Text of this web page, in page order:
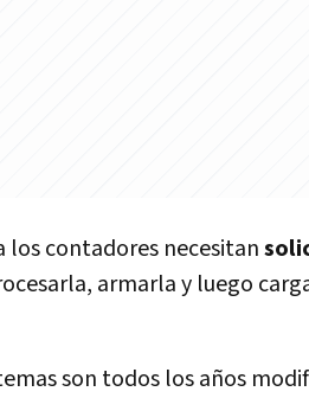
los contadores necesitan
armarla y luego
son todos los años